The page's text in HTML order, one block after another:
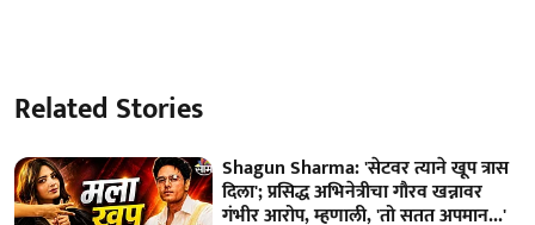
Related Stories
Shagun Sharma: 'सेटवर त्याने खूप त्रास
दिला'; प्रसिद्ध अभिनेत्रीचा गौरव खन्नावर
गंभीर आरोप, म्हणाली, 'तो सतत अपमान...'